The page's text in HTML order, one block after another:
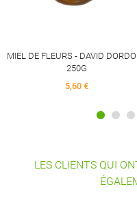
- DAVID DORDOR -
LES CLIENTS QUI